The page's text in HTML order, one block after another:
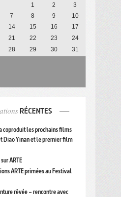
1 2
3
7 8 9
10
14 15 16
17
21 22 23
24
28 29 30 31
RÉCENTES
coproduit les prochains films
Diao Yinan et le premier film
ARTE
ARTE primées au Festival
rêvée – rencontre avec